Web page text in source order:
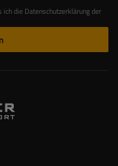
der Website zur Kenntnis genommen habe